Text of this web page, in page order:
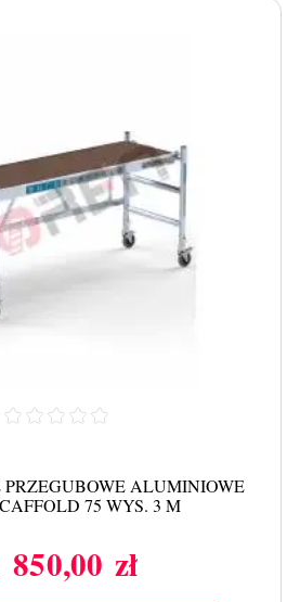
PRZEGUBOWE ALUMINIOWE
75 WYS. 3 M
Cena
850,00 zł